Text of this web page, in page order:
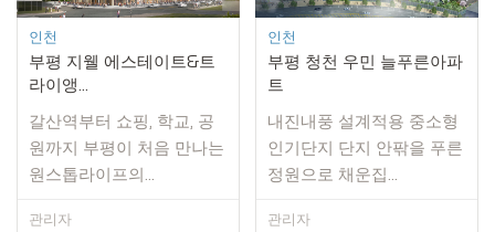
인천
부평 지웰 에스테이트&트
라이앵...
갈산역부터 쇼핑, 학교, 공
원까지 부평이 처음 만나는
원스톱라이프의...
관리자
인천
부평 청천 우민 늘푸른아파
트
내진내풍 설계적용 중소형
인기단지 단지 안팎을 푸른
정원으로 채운집...
관리자